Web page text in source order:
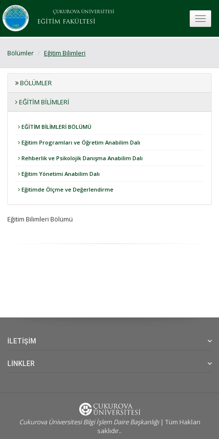
ÇUKUROVA ÜNİVERSİTESİ
EĞİTİM FAKÜLTESİ
Bölümler Eğitim Bilimleri
BÖLÜMLER
EĞITIM BILIMLERI
EĞİTİM BİLİMLERİ BÖLÜMÜ
Eğitim Programları ve Öğretim Anabilim Dalı
Rehberlik ve Psikolojik Danışma Anabilim Dalı
Eğitim Yönetimi Anabilim Dalı
Eğitimde Ölçme ve Değerlendirme
Eğitim Bilimleri Bölümü
İLETİŞİM
LİNKLER
Cukurova Üniversitesi Bilgi İşlem Daire Başkanlığı| Tüm Hakları
saklıdır..